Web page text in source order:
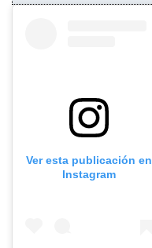
Ver esta publicación en
Instagram